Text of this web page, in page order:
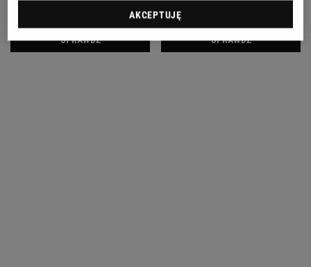
AKCEPTUJĘ